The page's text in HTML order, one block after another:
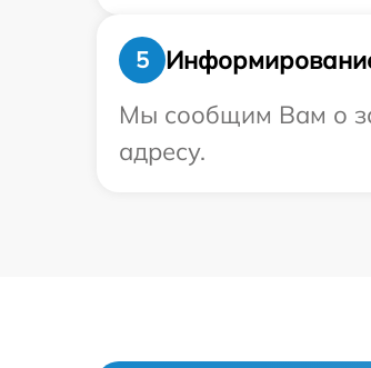
5
Мы сообщим Вам о
адресу.